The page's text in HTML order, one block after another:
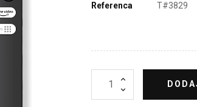
Referenca
T#3829